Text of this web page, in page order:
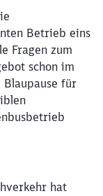
Betrieb eins
Fragen zum
schon im
für
hat